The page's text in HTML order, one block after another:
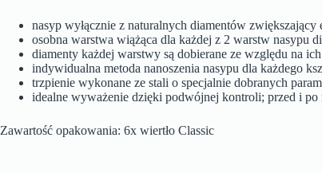
nasyp wyłącznie z naturalnych diamentów zwiększający
osobna warstwa wiążąca dla każdej z 2 warstw nasypu
diamenty każdej warstwy są dobierane ze względu na
indywidualna metoda nanoszenia nasypu dla każdego
trzpienie wykonane ze stali o specjalnie dobranych
idealne wyważenie dzięki podwójnej kontroli; przed i po
Zawartość opakowania: 6x wiertło Classic